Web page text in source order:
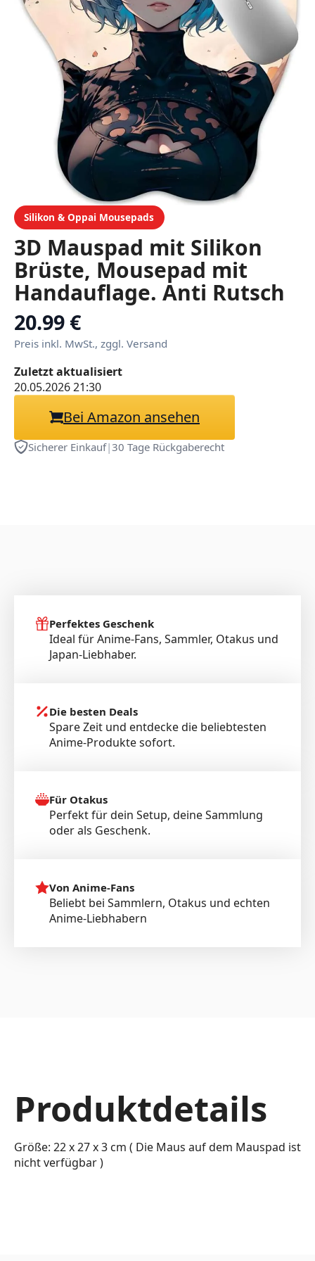
Silikon & Oppai Mousepads
3D Mauspad mit Silikon
Brüste, Mousepad mit
Handauflage. Anti Rutsch
Anime Manga
ergonomisches Maus Pad
Handgelenkauflage für
Büro Spiel,2B
20.99 €
Preis inkl. MwSt., zggl. Versand
Zuletzt aktualisiert
20.05.2026 21:30
Bei Amazon ansehen
Sicherer Einkauf|30 Tage Rückgaberecht
Perfektes Geschenk
Ideal für Anime-Fans, Sammler, Otakus und
Japan-Liebhaber.
Die besten Deals
Spare Zeit und entdecke die beliebtesten
Anime-Produkte sofort.
Für Otakus
Perfekt für dein Setup, deine Sammlung
oder als Geschenk.
Von Anime-Fans
Beliebt bei Sammlern, Otakus und echten
Anime-Liebhabern
Produktdetails
Größe: 22 x 27 x 3 cm ( Die Maus auf dem Mauspad ist
nicht verfügbar )